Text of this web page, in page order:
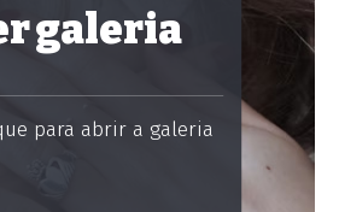
galeria
para abrir a galeria